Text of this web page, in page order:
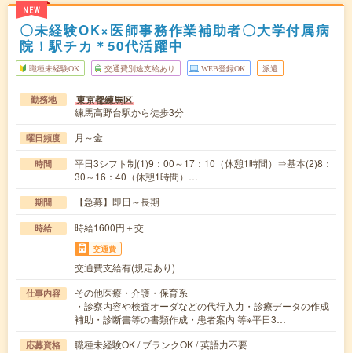
NEW
〇未経験OK×医師事務作業補助者〇大学付属病
院！駅チカ＊50代活躍中
職種未経験OK 交通費別途支給あり WEB登録OK 派遣
勤務地 東京都練馬区
練馬高野台駅から徒歩3分
曜日頻度 月～金
時間
平日3シフト制(1)9：00～17：10（休憩1時間）⇒基本(2)8：
30～16：40（休憩1時間）…
期間 【急募】即日～長期
時給 時給1600円＋交
交通費
交通費支給有(規定あり)
仕事内容
その他医療・介護・保育系
・診察内容や検査オーダなどの代行入力・診療データの作成
補助・診断書等の書類作成・患者案内 等※平日3…
応募資格
職種未経験OK / ブランクOK / 英語力不要